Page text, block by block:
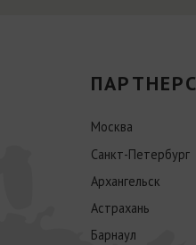
Москва
Санкт-Петербург
Архангельск
Астрахань
Барнаул